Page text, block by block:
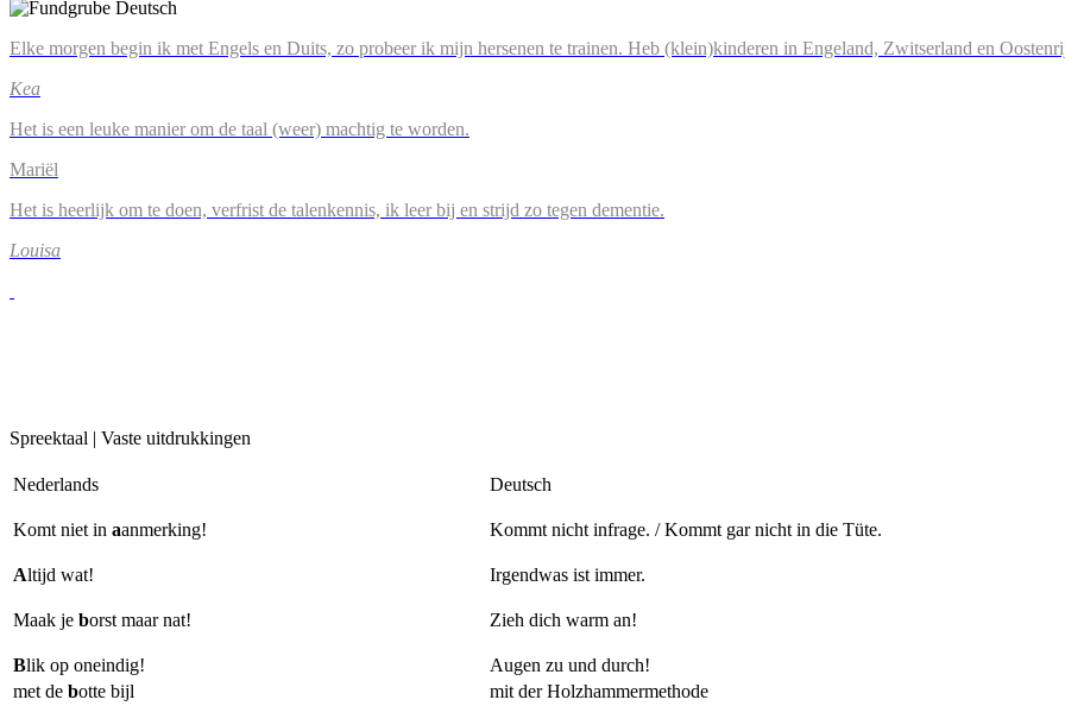
Elke morgen begin ik met Engels en Duits, zo probeer ik mijn hersenen te trainen. Heb (klein)kinderen in Engeland, Zwitserland en
Kea
Het is een leuke manier om de taal (weer) machtig te worden.
Mariël
Het is heerlijk om te doen, verfrist de talenkennis, ik leer bij en strijd zo tegen dementie.
Louisa
Spreektaal | Vaste uitdrukkingen
Nederlands Deutsch
Komt niet in aanmerking! Kommt nicht infrage. / Kommt gar nicht in die Tüte.
Altijd wat! Irgendwas ist immer.
Maak je borst maar nat! Zieh dich warm an!
Blik op oneindig!
Augen zu und durch!
met de botte bijl
mit der Holzhammermethode